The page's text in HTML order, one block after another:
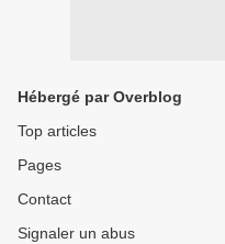
Hébergé par Overblog
Top articles
Pages
Contact
Signaler un abus